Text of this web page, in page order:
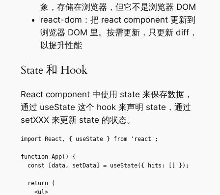
象，存储在浏览器，但它不是浏览器 DOM
react-dom：把 react component 更新到
浏览器 DOM 里。按需更新，只更新 diff，
以提升性能
State 和 Hook
React component 中使用 state 来保存数据，
通过 useState 这个 hook 来声明 state，通过
setXXX 来更新 state 的状态。
import React, { useState } from 'react';
function App() {